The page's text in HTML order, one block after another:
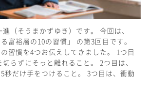
（そうまかずゆき）です。 今回は、
富裕層の10の習慣」 の第3回目です。
習慣を4つお伝えしてきました。 1つ目
らずにそっと離れること。 2つ目は、
秒だけ手をつけること。 3つ目は、衝動